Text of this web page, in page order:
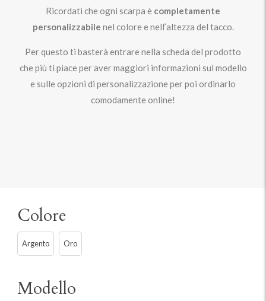
Ricordati che ogni scarpa è completamente
personalizzabile nel colore e nell’altezza del tacco.
Per questo ti basterà entrare nella scheda del prodotto
che più ti piace per aver maggiori informazioni sul modello
e sulle opzioni di personalizzazione per poi ordinarlo
comodamente online!
Colore
Argento Oro
Modello